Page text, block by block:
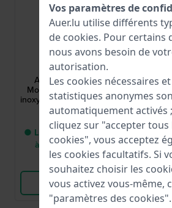
Lotus
19058/1
Acero Clasico 31 mm
Montre à quartz en acier
inoxydable avec bracelet en
métal
99,00 €
● Livraison entre 5 jours
à 8 jours ouvrables
Comparer
Voir les produits
Vos paramètres de
Auer.lu utilise différents
de cookies. Pour certains
nous avons besoin de
autorisation.
Les cookies nécessaires
statistiques anonymes
automatiquement activés
cliquez sur "accepter tous
cookies", vous acceptez
les cookies facultatifs. Si
souhaitez choisir les
vous activez vous-même,
"paramètres des cookies".